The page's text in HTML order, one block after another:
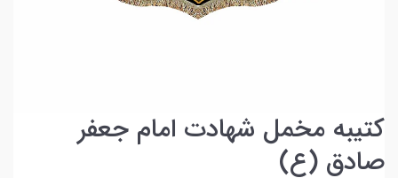
کتیبه مخمل شهادت امام جعفر
صادق (ع)